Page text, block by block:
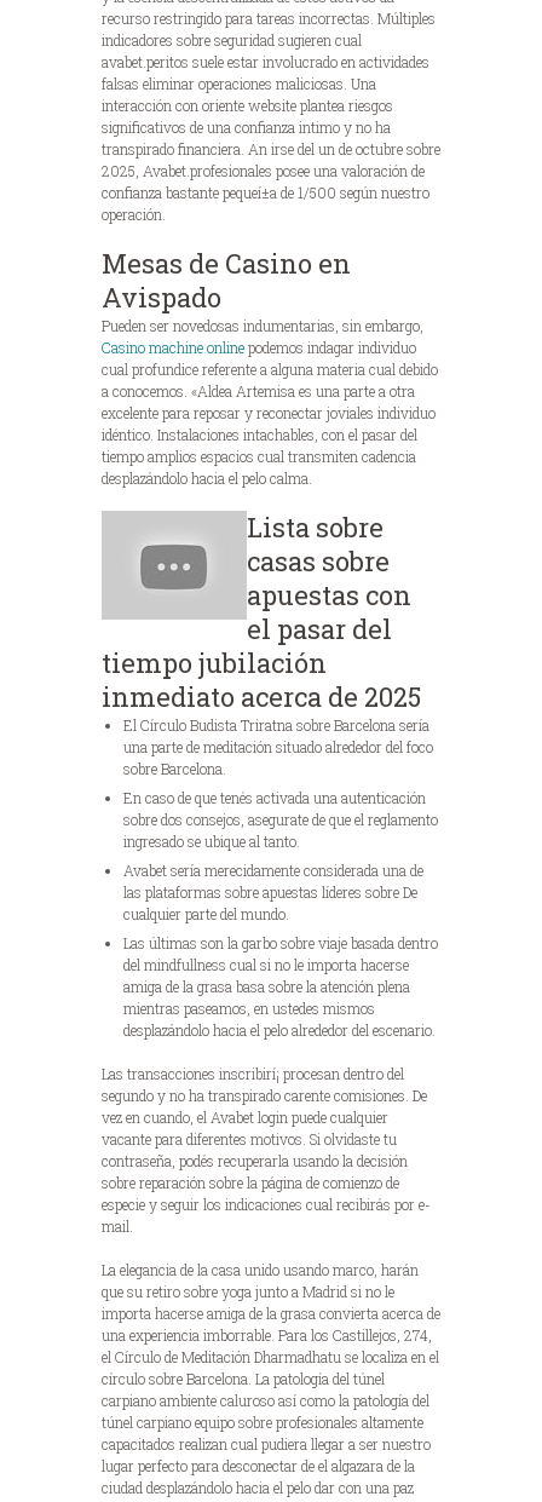
recurso restringido para tareas incorrectas. Múltiples
indicadores sobre seguridad sugieren cual
avabet.peritos suele estar involucrado en actividades
falsas eliminar operaciones maliciosas. Una
interacción con oriente website plantea riesgos
significativos de una confianza intimo y no ha
transpirado financiera. An irse del un de octubre sobre
2025, Avabet.profesionales posee una valoración de
confianza bastante pequeí±a de 1/500 según nuestro
operación.
Mesas de Casino en
Avispado
Pueden ser novedosas indumentarias, sin embargo,
Casino machine onlinepodemos indagar individuo
cual profundice referente a alguna materia cual debido
a conocemos. «Aldea Artemisa es una parte a otra
excelente para reposar y reconectar joviales individuo
idéntico. Instalaciones intachables, con el pasar del
tiempo amplios espacios cual transmiten cadencia
desplazándolo hacia el pelo calma.
Lista sobre
casas sobre
apuestas con
el pasar del
tiempo jubilación
inmediato acerca de 2025
El Círculo Budista Triratna sobre Barcelona serí­a
una parte de meditación situado alrededor del foco
sobre Barcelona.
En caso de que tenés activada una autenticación
sobre dos consejos, asegurate de que el reglamento
ingresado se ubique al tanto.
Avabet serí­a merecidamente considerada una de
las plataformas sobre apuestas líderes sobre De
cualquier parte del mundo.
Las últimas son la garbo sobre viaje basada dentro
del mindfullness cual si no le importa hacerse
amiga de la grasa basa sobre la atención plena
mientras paseamos, en ustedes mismos
desplazándolo hacia el pelo alrededor del escenario.
Las transacciones inscribirí¡ procesan dentro del
segundo y no ha transpirado carente comisiones. De
vez en cuando, el Avabet login puede cualquier
vacante para diferentes motivos. Si olvidaste tu
contraseña, podés recuperarla usando la decisión
sobre reparación sobre la página de comienzo de
especie y seguir los indicaciones cual recibirás por e-
mail.
La elegancia de la casa unido usando marco, harán
que su retiro sobre yoga junto a Madrid si no le
importa hacerse amiga de la grasa convierta acerca de
una experiencia imborrable. Para los Castillejos, 274,
el Círculo de Meditación Dharmadhatu se localiza en el
círculo sobre Barcelona. La patologí­a del túnel
carpiano ambiente caluroso así­ como la patologí­a del
túnel carpiano equipo sobre profesionales altamente
capacitados realizan cual pudiera llegar a ser nuestro
lugar perfecto para desconectar de el algazara de la
ciudad desplazándolo hacia el pelo dar con una paz